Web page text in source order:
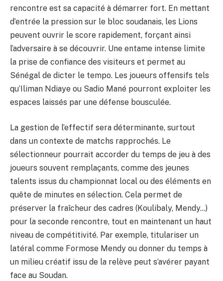
rencontre est sa capacité à démarrer fort. En mettant
d’entrée la pression sur le bloc soudanais, les Lions
peuvent ouvrir le score rapidement, forçant ainsi
l’adversaire à se découvrir. Une entame intense limite
la prise de confiance des visiteurs et permet au
Sénégal de dicter le tempo. Les joueurs offensifs tels
qu’Iliman Ndiaye ou Sadio Mané pourront exploiter les
espaces laissés par une défense bousculée.
La gestion de l’effectif sera déterminante, surtout
dans un contexte de matchs rapprochés. Le
sélectionneur pourrait accorder du temps de jeu à des
joueurs souvent remplaçants, comme des jeunes
talents issus du championnat local ou des éléments en
quête de minutes en sélection. Cela permet de
préserver la fraîcheur des cadres (Koulibaly, Mendy…)
pour la seconde rencontre, tout en maintenant un haut
niveau de compétitivité. Par exemple, titulariser un
latéral comme Formose Mendy ou donner du temps à
un milieu créatif issu de la relève peut s’avérer payant
face au Soudan.